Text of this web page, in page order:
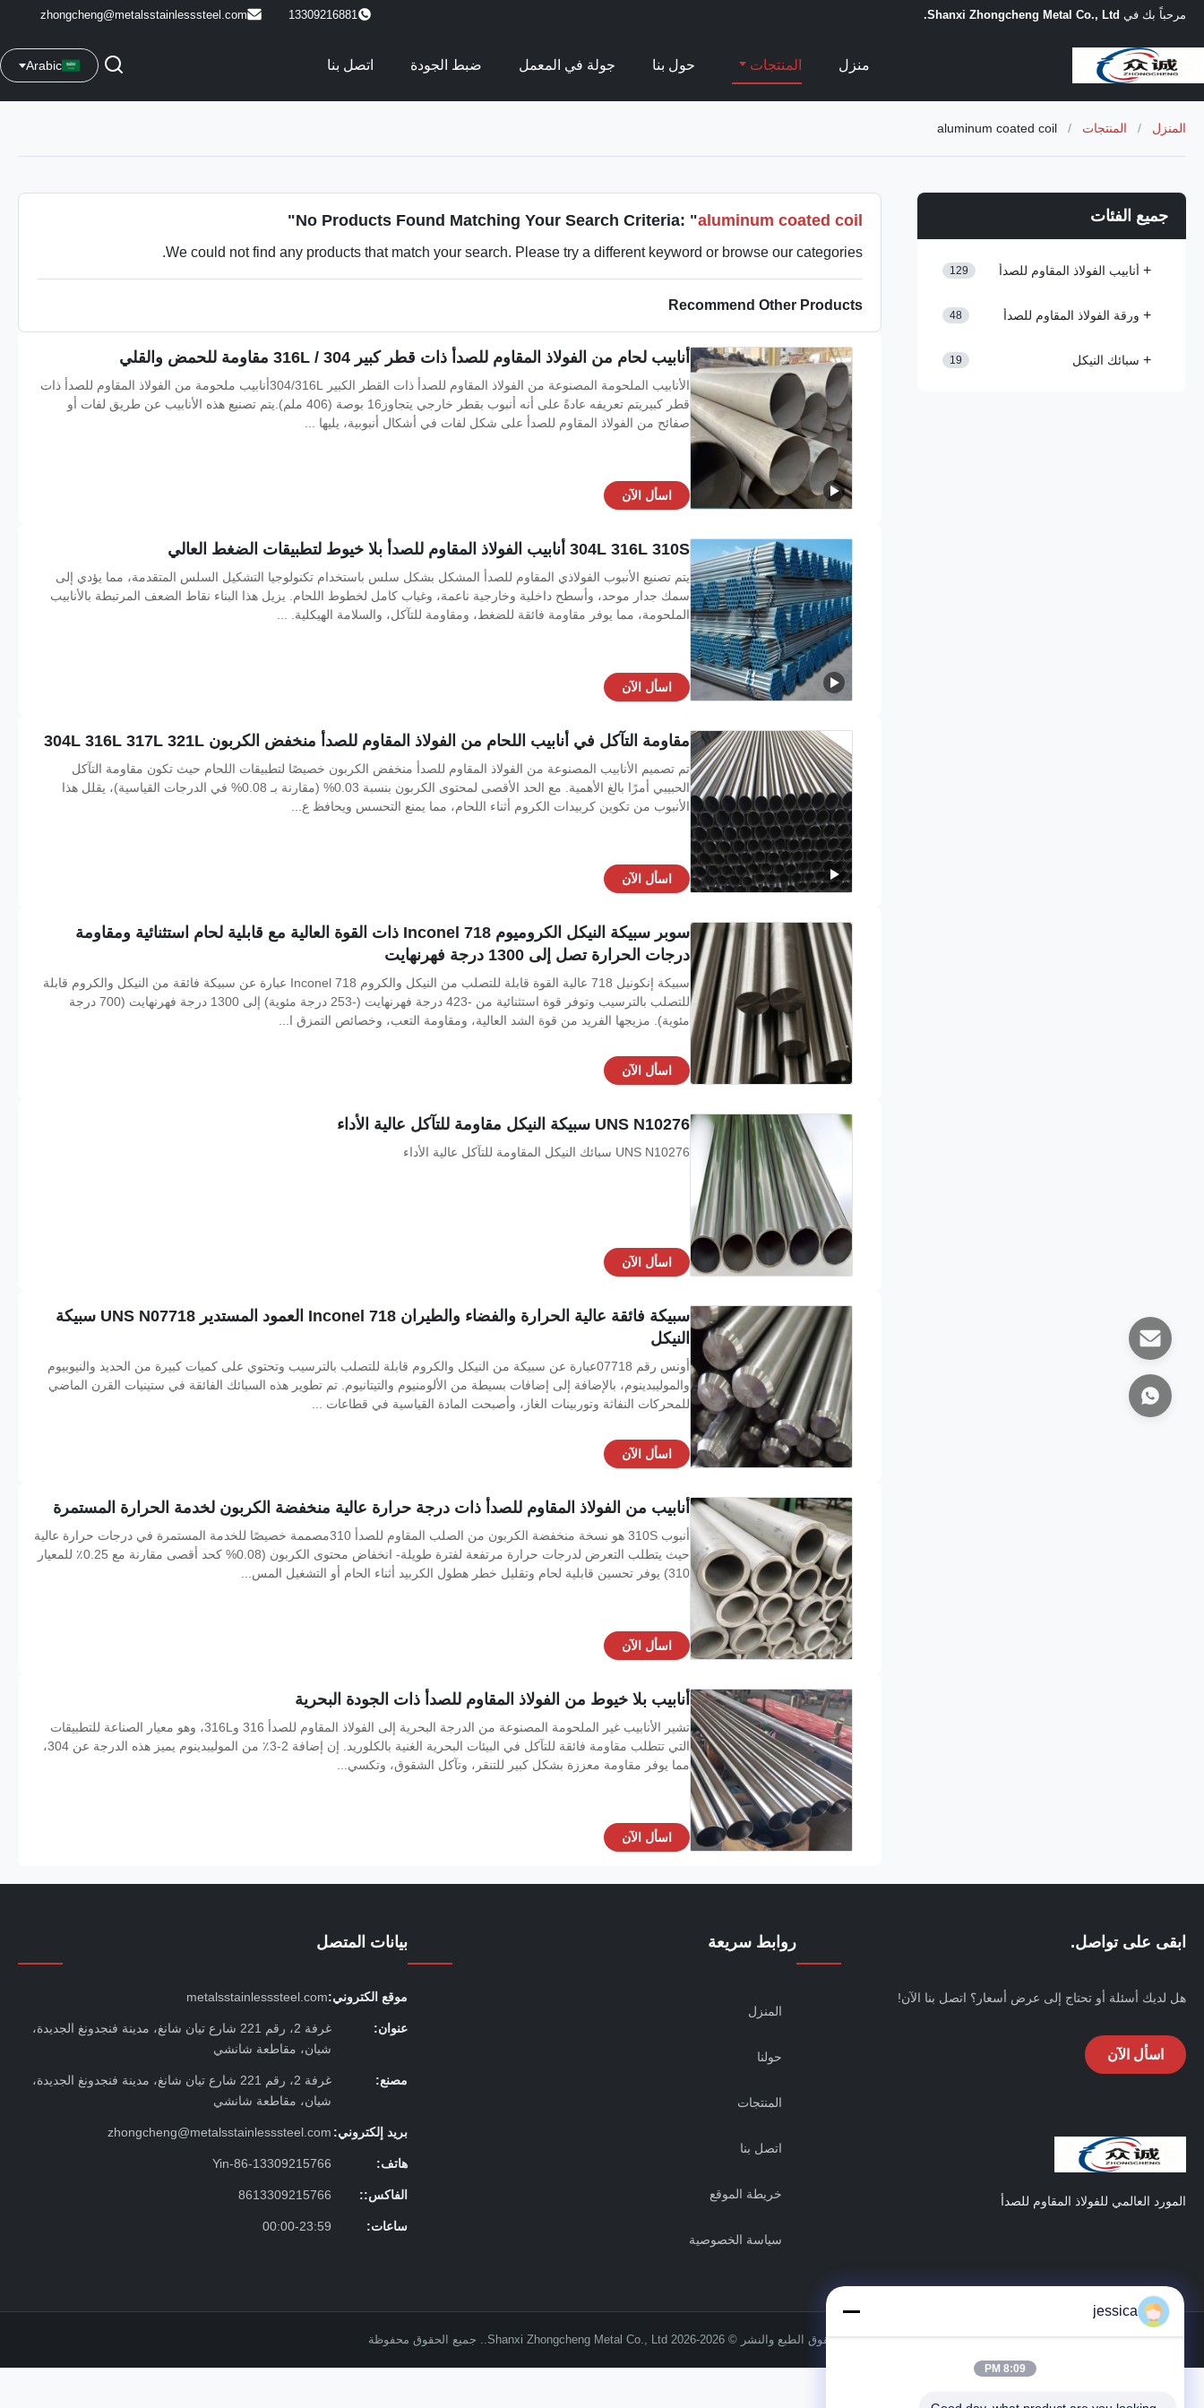
مرحباً بك في Shanxi Zhongcheng Metal Co., Ltd.
13309216881
zhongcheng@metalsstainlesssteel.com
منزل المنتجات حول بنا جولة في المعمل ضبط الجودة اتصل بنا Arabic
المنزل / المنتجات /
aluminum coated coil
جميع الفئات
+ أنابيب الفولاذ المقاوم للصدأ 129
+ ورقة الفولاذ المقاوم للصدأ 48
+ سبائك النيكل 19
No Products Found Matching Your Search Criteria: "aluminum coated coil
"
We could not find any products that match your search. Please try a different keyword or browse our categories.
Recommend Other Products
أنابيب لحام من الفولاذ المقاوم للصدأ ذات قطر كبير 304 / 316L مقاومة للحمض والقلي
الأنابيب الملحومة المصنوعة من الفولاذ المقاوم للصدأ ذات القطر الكبير 304/316Lأنابيب ملحومة من الفولاذ المقاوم للصدأ ذات
قطر كبيريتم تعريفه عادةً على أنه أنبوب بقطر خارجي يتجاوز16 بوصة (406 ملم).يتم تصنيع هذه الأنابيب عن طريق لفات أو
صفائح من الفولاذ المقاوم للصدأ على شكل لفات في أشكال أنبوبية، يليها ...
اسأل الآن
304L 316L 310S أنابيب الفولاذ المقاوم للصدأ بلا خيوط لتطبيقات الضغط العالي
يتم تصنيع الأنبوب الفولاذي المقاوم للصدأ المشكل بشكل سلس باستخدام تكنولوجيا التشكيل السلس المتقدمة، مما يؤدي إلى
سمك جدار موحد، وأسطح داخلية وخارجية ناعمة، وغياب كامل لخطوط اللحام. يزيل هذا البناء نقاط الضعف المرتبطة بالأنابيب
الملحومة، مما يوفر مقاومة فائقة للضغط، ومقاومة للتآكل، والسلامة الهيكلية. ...
اسأل الآن
مقاومة التآكل في أنابيب اللحام من الفولاذ المقاوم للصدأ منخفض الكربون 304L 316L 317L 321L
تم تصميم الأنابيب المصنوعة من الفولاذ المقاوم للصدأ منخفض الكربون خصيصًا لتطبيقات اللحام حيث تكون مقاومة التآكل
الحبيبي أمرًا بالغ الأهمية. مع الحد الأقصى لمحتوى الكربون بنسبة 0.03% (مقارنة بـ 0.08% في الدرجات القياسية)، يقلل هذا
الأنبوب من تكوين كربيدات الكروم أثناء اللحام، مما يمنع التحسس ويحافظ ع...
اسأل الآن
سوبر سبيكة النيكل الكروميوم Inconel 718 ذات القوة العالية مع قابلية لحام استثنائية ومقاومة
درجات الحرارة تصل إلى 1300 درجة فهرنهايت
سبيكة إنكونيل 718 عالية القوة قابلة للتصلب من النيكل والكروم Inconel 718 عبارة عن سبيكة فائقة من النيكل والكروم قابلة
للتصلب بالترسيب وتوفر قوة استثنائية من -423 درجة فهرنهايت (-253 درجة مئوية) إلى 1300 درجة فهرنهايت (700 درجة
مئوية). مزيجها الفريد من قوة الشد العالية، ومقاومة التعب، وخصائص التمزق ا...
اسأل الآن
UNS N10276 سبيكة النيكل مقاومة للتآكل عالية الأداء
UNS N10276 سبائك النيكل المقاومة للتآكل عالية الأداء
اسأل الآن
سبيكة فائقة عالية الحرارة والفضاء والطيران Inconel 718 العمود المستدير UNS N07718 سبيكة
النيكل
أونس رقم 07718عبارة عن سبيكة من النيكل والكروم قابلة للتصلب بالترسيب وتحتوي على كميات كبيرة من الحديد والنيوبيوم
والموليبدينوم، بالإضافة إلى إضافات بسيطة من الألومنيوم والتيتانيوم. تم تطوير هذه السبائك الفائقة في ستينيات القرن الماضي
للمحركات النفاثة وتوربينات الغاز، وأصبحت المادة القياسية في قطاعات ...
اسأل الآن
أنابيب من الفولاذ المقاوم للصدأ ذات درجة حرارة عالية منخفضة الكربون لخدمة الحرارة المستمرة
أنبوب 310S هو نسخة منخفضة الكربون من الصلب المقاوم للصدأ 310مصممة خصيصًا للخدمة المستمرة في درجات حرارة عالية
حيث يتطلب التعرض لدرجات حرارة مرتفعة لفترة طويلة- انخفاض محتوى الكربون (0.08% كحد أقصى مقارنة مع 0.25٪ للمعيار
310) يوفر تحسين قابلية لحام وتقليل خطر هطول الكربيد أثناء الحام أو التشغيل المس...
اسأل الآن
أنابيب بلا خيوط من الفولاذ المقاوم للصدأ ذات الجودة البحرية
تشير الأنابيب غير الملحومة المصنوعة من الدرجة البحرية إلى الفولاذ المقاوم للصدأ 316 و316L، وهو معيار الصناعة للتطبيقات
التي تتطلب مقاومة فائقة للتآكل في البيئات البحرية الغنية بالكلوريد. إن إضافة 2-3٪ من الموليبدينوم يميز هذه الدرجة عن 304،
مما يوفر مقاومة معززة بشكل كبير للتنقر، وتآكل الشقوق، وتكسي...
اسأل الآن
ابقى على تواصل.
هل لديك أسئلة أو تحتاج إلى عرض أسعار؟ اتصل بنا الآن!
اسأل الآن
المورد العالمي للفولاذ المقاوم للصدأ
روابط سريعة
المنزل
حولنا
المنتجات
اتصل بنا
خريطة الموقع
سياسة الخصوصية
بيانات المتصل
موقع الكتروني:metalsstainlesssteel.com
عنوان:
غرفة 2، رقم 221 شارع تيان شانغ، مدينة فنجدونغ الجديدة،
شيان، مقاطعة شانشي
مصنع:
غرفة 2، رقم 221 شارع تيان شانغ، مدينة فنجدونغ الجديدة،
شيان، مقاطعة شانشي
بريد إلكتروني: zhongcheng@metalsstainlesssteel.com
هاتف: Yin-86-13309215766
الفاكس:: 8613309215766
ساعات: 00:00-23:59
حقوق الطبع والنشر © 2026-2026 Shanxi Zhongcheng Metal Co., Ltd.. جميع الحقوق محفوظة
jessica
8:09 PM